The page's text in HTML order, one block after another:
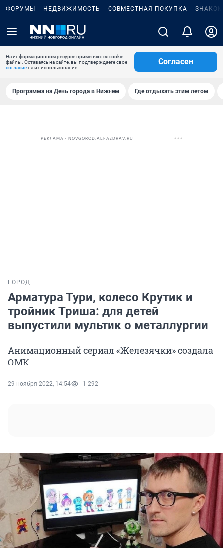
ФОРУМЫ НЕДВИЖИМОСТЬ СОВМЕСТНАЯ ПОКУПКА
На информационном ресурсе применяются cookie-
файлы. Оставаясь на сайте, вы подтверждаете свое
согласиена их использование.
Согласен
Программа на День города в Нижнем Где отдыхать этим летом
РЕКЛАМА • NOVGOROD.ALFAZDRAV.RU
ГОРОД
Арматура Тури, колесо Крутик и
тройник Триша: для детей
выпустили мультик о металлургии
Анимационный сериал «Железячки» создала
ОМК
29 ноября 2022, 14:54 1 292